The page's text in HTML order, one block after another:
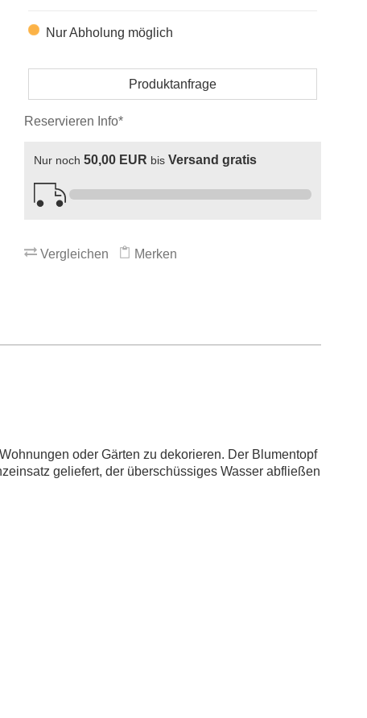
Nur Abholung möglich
Produktanfrage
Reservieren Info*
Nur noch 50,00 EUR bis Versand gratis
Vergleichen Merken
oder Gärten zu dekorieren. Der Blumentopf
geliefert, der überschüssiges Wasser abfließen